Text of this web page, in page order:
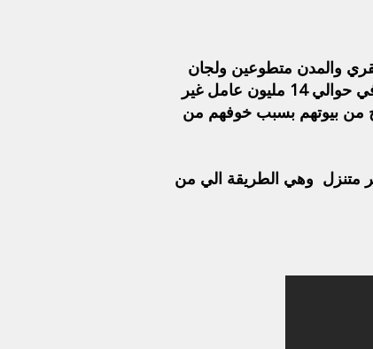
والمدن متطوعين ولجان
شعبية بتسجل للناس بيناتهم علي موقع وزاراة القوي العاملة , وبسبب العدد الكبير الي بيسجل بيناته لان في حوالي 14 مليون عامل غير
من بيوتهم بسبب خوفهم من
متنزل وهي الطريقة الي من